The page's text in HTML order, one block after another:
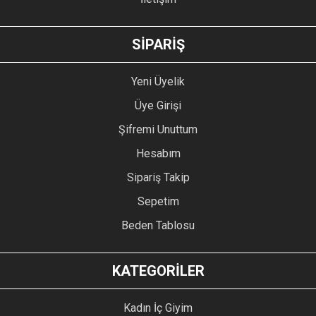
GÖNDER
SİPARİŞ
Yeni Üyelik
Üye Girişi
Şifremi Unuttum
Hesabım
Sipariş Takip
Sepetim
Beden Tablosu
KATEGORİLER
Kadın İç Giyim